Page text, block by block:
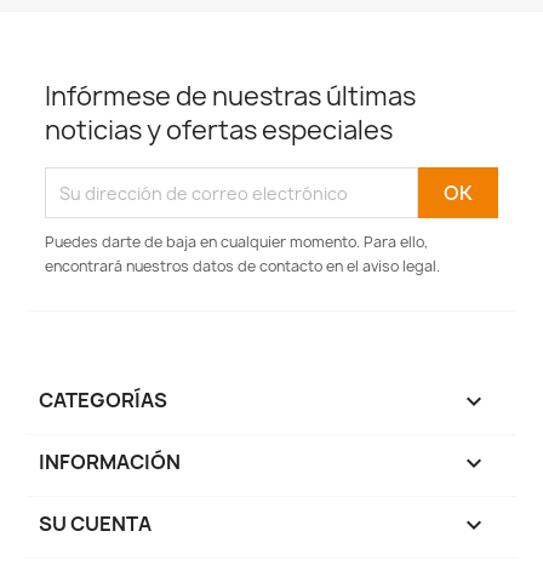
Infórmese de nuestras últimas
noticias y ofertas especiales
Puedes darte de baja en cualquier momento. Para ello,
encontrará nuestros datos de contacto en el aviso legal.
CATEGORÍAS 
INFORMACIÓN 
SU CUENTA 